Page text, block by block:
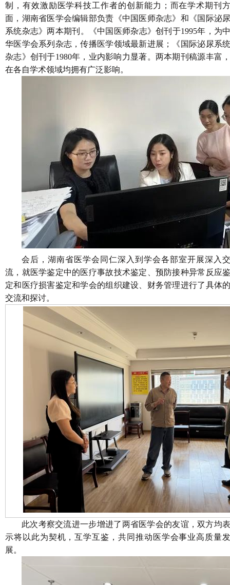
制，有效激励医学科技工作者的创新能力；而在学术期刊
面，湖南省医学会编辑部负责《中国医师杂志》和《国际泌
系统杂志》两本期刊。《中国医师杂志》创刊于1995年，为
华医学会系列杂志，传播医学领域最新进展；《国际泌尿系
杂志》创刊于1980年，业内影响力显著。两本期刊稿源丰富
在各自学术领域均拥有广泛影响。
会后，湖南省医学会同仁深入到学会各部室开展深入
流，就医学鉴定中的医疗事故技术鉴定、预防接种异常反应
定和医疗损害鉴定和学会的组织建设、财务管理进行了具体
交流和探讨。
此次考察交流进一步增进了两省医学会的友谊，双方均
示将以此为契机，互学互鉴，共同推动医学会事业高质量
展。